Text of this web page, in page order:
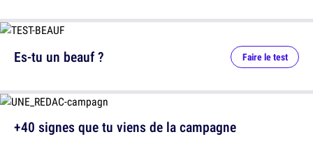
Es-tu un beauf ? Faire le test
+40 signes que tu viens de la campagne